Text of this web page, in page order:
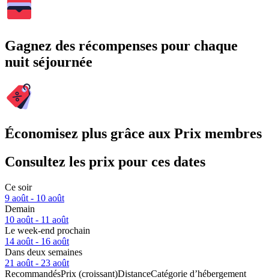
Gagnez des récompenses pour chaque
nuit séjournée
Économisez plus grâce aux Prix membres
Consultez les prix pour ces dates
Ce soir
9 août - 10 août
Demain
10 août - 11 août
Le week-end prochain
14 août - 16 août
Dans deux semaines
21 août - 23 août
RecommandésPrix (croissant)DistanceCatégorie d’hébergement